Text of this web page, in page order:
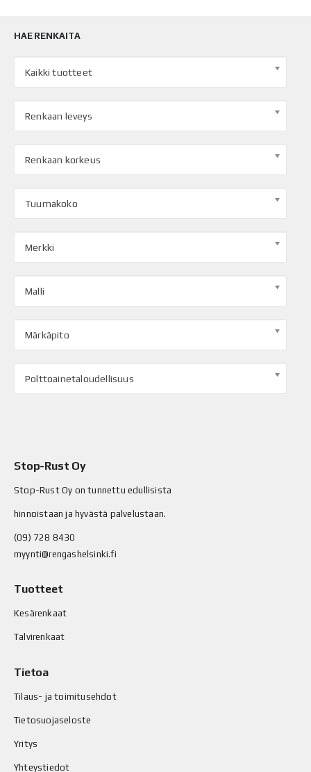
HAE RENKAITA
Kaikki tuotteet
Renkaan leveys
Renkaan korkeus
Tuumakoko
Merkki
Malli
Märkäpito
Polttoainetaloudellisuus
Stop-Rust Oy
Stop-Rust Oy on tunnettu edullisista
hinnoistaan ja hyvästä palvelustaan.
(09) 728 8430
myynti@rengashelsinki.fi
Tuotteet
Kesärenkaat
Talvirenkaat
Tietoa
Tilaus- ja toimitusehdot
Tietosuojaseloste
Yritys
Yhteystiedot